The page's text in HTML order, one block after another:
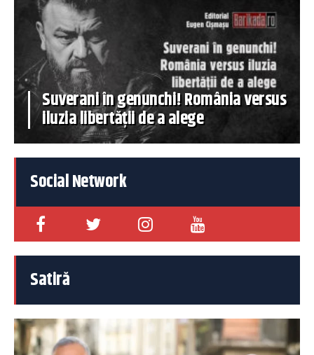
Suverani în genunchi! România versus
iluzia libertății de a alege
Social Network
Satiră